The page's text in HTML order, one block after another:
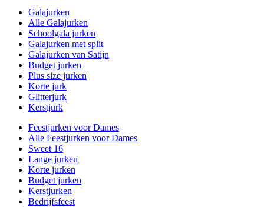
Galajurken
Alle Galajurken
Schoolgala jurken
Galajurken met split
Galajurken van Satijn
Budget jurken
Plus size jurken
Korte jurk
Glitterjurk
Kerstjurk
Feestjurken voor Dames
Alle Feestjurken voor Dames
Sweet 16
Lange jurken
Korte jurken
Budget jurken
Kerstjurken
Bedrijfsfeest